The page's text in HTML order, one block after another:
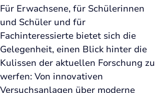
Für Erwachsene, für Schülerinnen
und Schüler und für
Fachinteressierte bietet sich die
Gelegenheit, einen Blick hinter die
Kulissen der aktuellen Forschung zu
werfen: Von innovativen
Versuchsanlagen über moderne